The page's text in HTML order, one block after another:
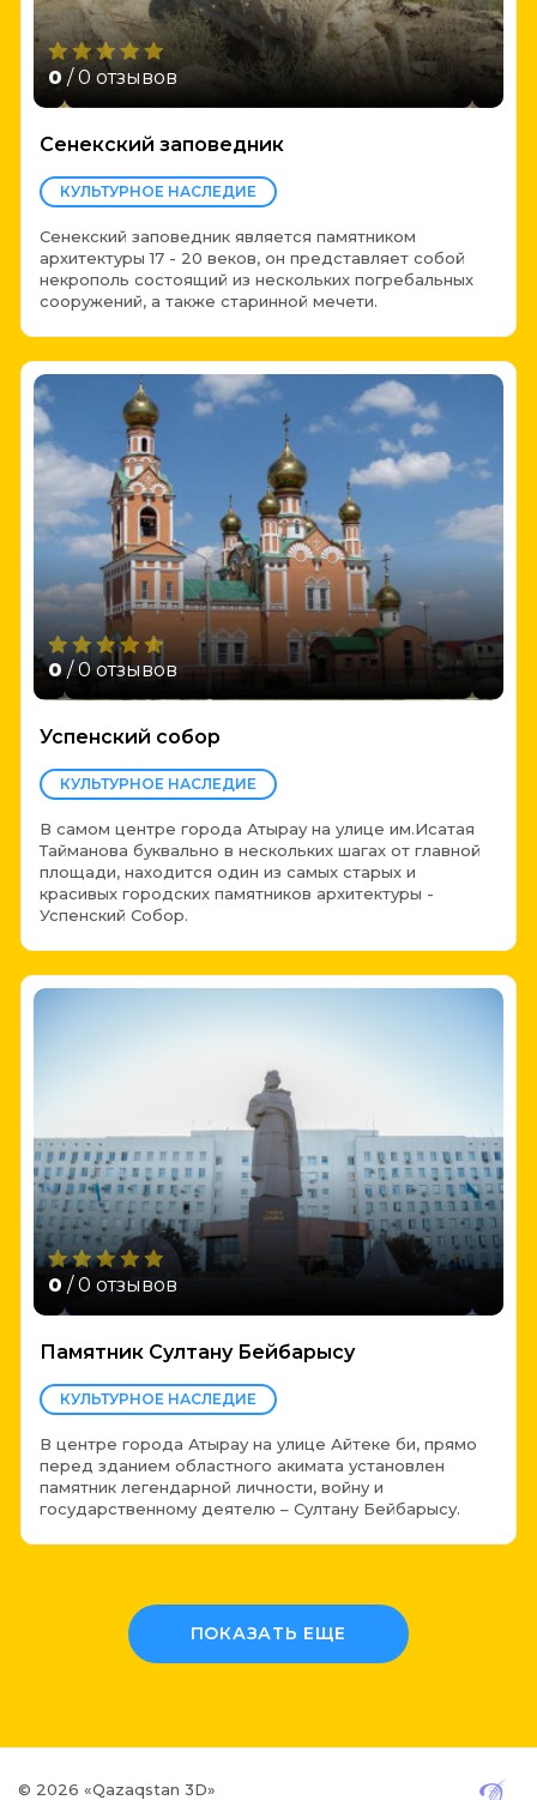
0 / 0 отзывов
Сенекский заповедник
КУЛЬТУРНОЕ НАСЛЕДИЕ
Сенекский заповедник является памятником
архитектуры 17 - 20 веков, он представляет собой
некрополь состоящий из нескольких погребальных
сооружений, а также старинной мечети.
0/ 0 отзывов
Успенский собор
КУЛЬТУРНОЕ НАСЛЕДИЕ
В самом центре города Атырау на улице им.Исатая
Тайманова буквально в нескольких шагах от главной
площади, находится один из самых старых и
красивых городских памятников архитектуры -
Успенский Собор.
0 / 0 отзывов
Памятник Султану Бейбарысу
КУЛЬТУРНОЕ НАСЛЕДИЕ
В центре города Атырау на улице Айтеке би, прямо
перед зданием областного акимата установлен
памятник легендарной личности, войну и
государственному деятелю – Султану Бейбарысу.
ПОКАЗАТЬ ЕЩЕ
© 2026 «Qazaqstan 3D»